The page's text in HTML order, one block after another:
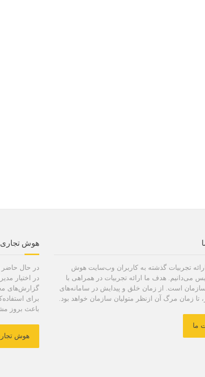
تجربیات گذشته به کاربران وب‌سایت هوش
می‌دانیم. هدف ما ارائه تجربیات در همراهی با
است. از زمان خلق و پیدایش در سامانه‌های
تا زمان مرگ آن ازنظر متولیان سازمان خواهد بود.
ما
هوش
در حال حاضر
در اختیار
گزارش‌های
برای
باعث بروز
هوش